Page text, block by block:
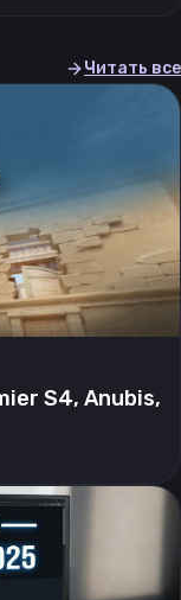
Читать все
S4, Anubis,